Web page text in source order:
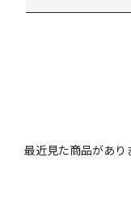
最近見た商品があり